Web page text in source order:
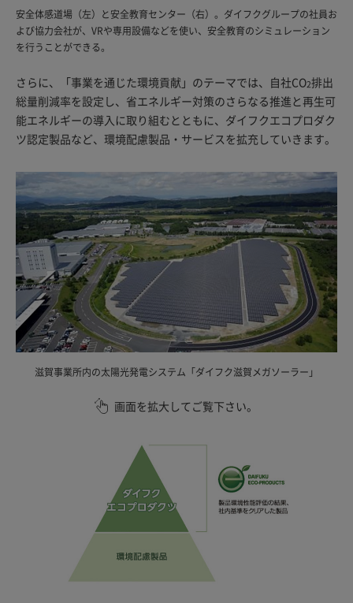
安全体感道場（左）と安全教育センター（右）。ダイフクグループの社員お
よび協力会社が、VRや専用設備などを使い、安全教育のシミュレーション
を行うことができる。
さらに、「事業を通じた環境貢献」のテーマでは、自社CO2排出
総量削減率を設定し、省エネルギー対策のさらなる推進と再生可
能エネルギーの導入に取り組むとともに、ダイフクエコプロダク
ツ認定製品など、環境配慮製品・サービスを拡充していきます。
滋賀事業所内の太陽光発電システム「ダイフク滋賀メガソーラー」
画面を拡大してご覧下さい。